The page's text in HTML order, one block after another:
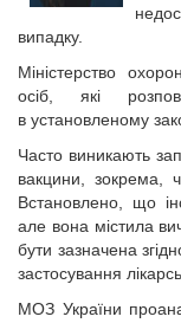
випадку.
Міністерство
осіб, які
в установленому
Часто виникають
вакцини, зокрема,
Встановлено, що
але вона містила
бути зазначена
застосування
МОЗ України